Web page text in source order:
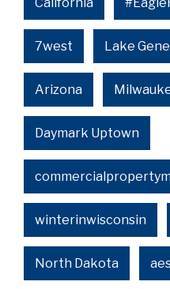
7west Lake
Arizona
Daymark Uptown
winterinwisconsin
North Dakota